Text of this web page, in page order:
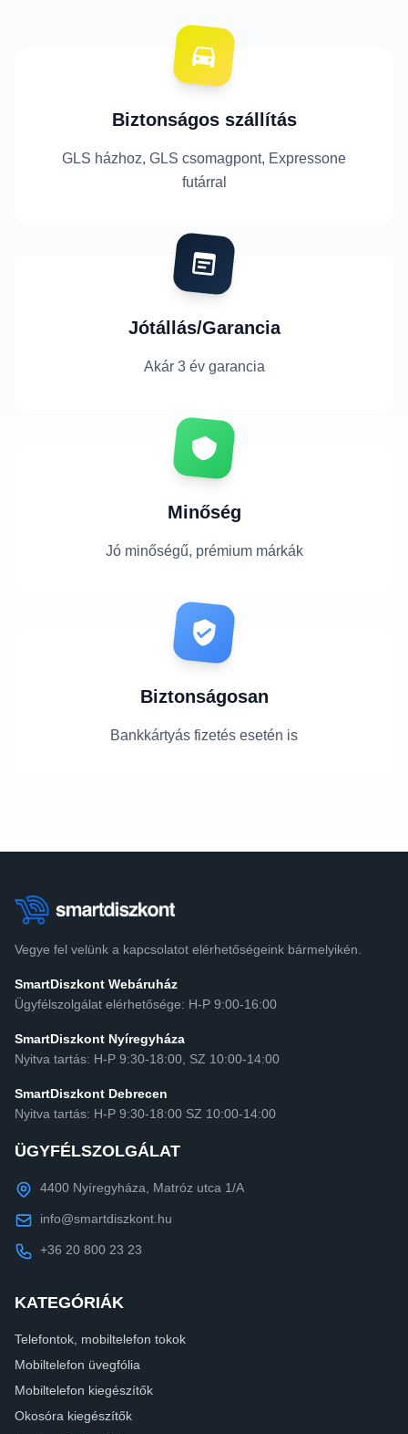
Biztonságos szállítás
GLS házhoz, GLS csomagpont, Expressone
futárral
Jótállás/Garancia
Akár 3 év garancia
Minőség
Jó minőségű, prémium márkák
Biztonságosan
Bankkártyás fizetés esetén is
Vegye fel velünk a kapcsolatot elérhetőségeink bármelyikén.
SmartDiszkont Webáruház
Ügyfélszolgálat elérhetősége: H-P 9:00-16:00
SmartDiszkont Nyíregyháza
Nyitva tartás: H-P 9:30-18:00, SZ 10:00-14:00
SmartDiszkont Debrecen
Nyitva tartás: H-P 9:30-18:00 SZ 10:00-14:00
ÜGYFÉLSZOLGÁLAT
4400 Nyíregyháza, Matróz utca 1/A
info@smartdiszkont.hu
+36 20 800 23 23
KATEGÓRIÁK
Telefontok, mobiltelefon tokok
Mobiltelefon üvegfólia
Mobiltelefon kiegészítők
Okosóra kiegészítők